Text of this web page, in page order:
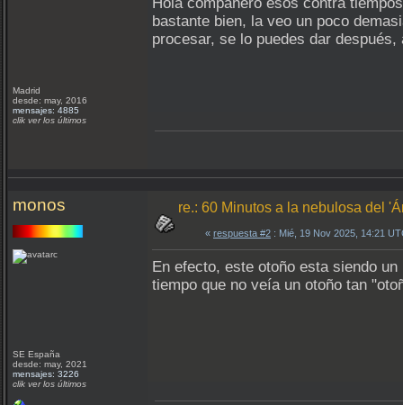
Madrid
desde: may, 2016
mensajes: 4885
clik ver los últimos
bastante bien, la veo un poco
procesar, se lo puedes dar
monos
SE España
desde: may, 2021
mensajes: 3226
clik ver los últimos
re.: 60 Minutos a la nebulosa del
« respuesta #2 : Mié, 19 Nov 2025, 14:21
En efecto, este otoño esta siendo
tiempo que no veía un otoño tan